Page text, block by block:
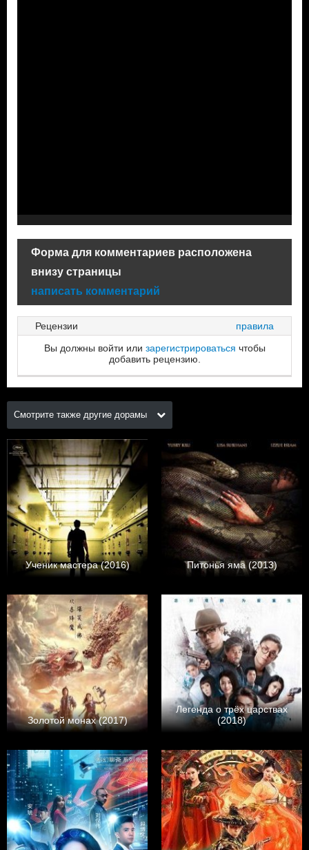
Форма для комментариев расположена
внизу страницы
написать комментарий
Рецензии
правила
Вы должны войти или зарегистрироваться чтобы
добавить рецензию.
Смотрите также другие дорамы
Ученик мастера (2016) Питонья яма (2013)
Золотой монах (2017)
Легенда о трёх царствах
(2018)